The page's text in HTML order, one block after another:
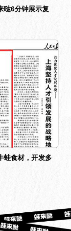
哒6分钟展示复
蛙食材，开发多